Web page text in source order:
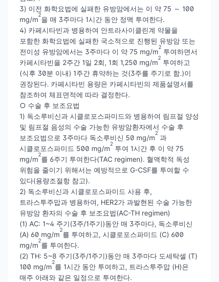
3) 이전 화학요법에 실패한 유방암에서는 이 약 75 ～ 100
mg/m
2
을 매 3주마다 1시간 동안 정맥 투여한다.
4) 카페시타빈과 병용하여 안트라사이클린계 약물을
포함한 화학요법에 실패한 국소적으로 진행된 유방암 또는
전이성 유방암에서는 3주마다 이 약 75 mg/m
2
투여하면서
카페시타빈을 2주간 1일 2회, 1회 1,250 mg/m
2
투여하고
(식후 30분 이내) 1주간 휴약하는 것(3주를 주기로 함.)이
권장된다. 카페시타빈 용량은 카페시타빈의 제품설명서를
참조하여 체표면적에 따라 결정한다.
○ 수술 후 보조요법
1) 독소루비신과 시클로포스파미드와 병용하여 림프절 양성
및 림프절 음성의 수술 가능한 유방암환자에서 수술 후
보조요법으로 3주마다 독소루비신 50 mg/m
2
과
시클로포스파미드 500 mg/m
2
투여 1시간 후 이 약 75
mg/m
2
를 6주기 투여한다(TAC regimen). 혈액학적 독성
위험을 줄이기 위해서는 예방적으로 G-CSF를 투여할 수
있다(용량조절항 참고).
2) 독소루비신과 시클로포스파미드 사용 후,
트라스투주맙과 병용하여, HER2가 과발현된 수술 가능한
유방암 환자의 수술 후 보조요법(AC-TH regimen)
(1) AC: 1~4 주기(3주/1주기)동안 매 3주마다, 독소루비신
(A) 60 mg/m
2
를 투여하고, 시클로포스파미드 (C) 600
mg/m
2
를 투여한다.
(2) TH: 5~8 주기(3주/1주기)동안 매 3주마다 도세탁셀 (T)
100 mg/m
2
를 1시간 동안 투여하고, 트라스투주맙 (H)은
매주 아래와 같은 일정으로 투여한다.